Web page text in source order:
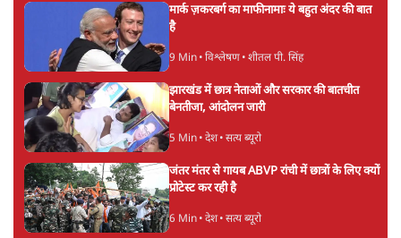
मार्क ज़करबर्ग का माफीनामाः ये बहुत अंदर की बात
है
9 Min• विश्लेषण• शीतल पी. सिंह
झारखंड में छात्र नेताओं और सरकार की बातचीत
बेनतीजा, आंदोलन जारी
5 Min• देश• सत्य ब्यूरो
जंतर मंतर से गायब ABVP रांची में छात्रों के लिए क्यों
प्रोटेस्ट कर रही है
6 Min• देश• सत्य ब्यूरो